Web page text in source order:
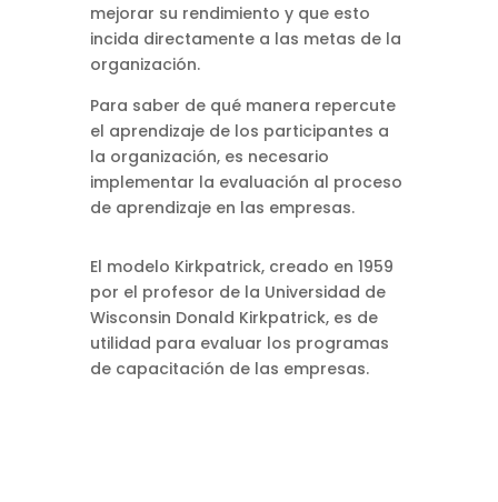
mejorar su rendimiento y que esto
incida directamente a las metas de la
organización.
Para saber de qué manera repercute
el aprendizaje de los participantes a
la organización, es necesario
implementar la evaluación al proceso
de aprendizaje en las empresas.
El modelo Kirkpatrick, creado en 1959
por el profesor de la Universidad de
Wisconsin Donald Kirkpatrick, es de
utilidad para evaluar los programas
de capacitación de las empresas.